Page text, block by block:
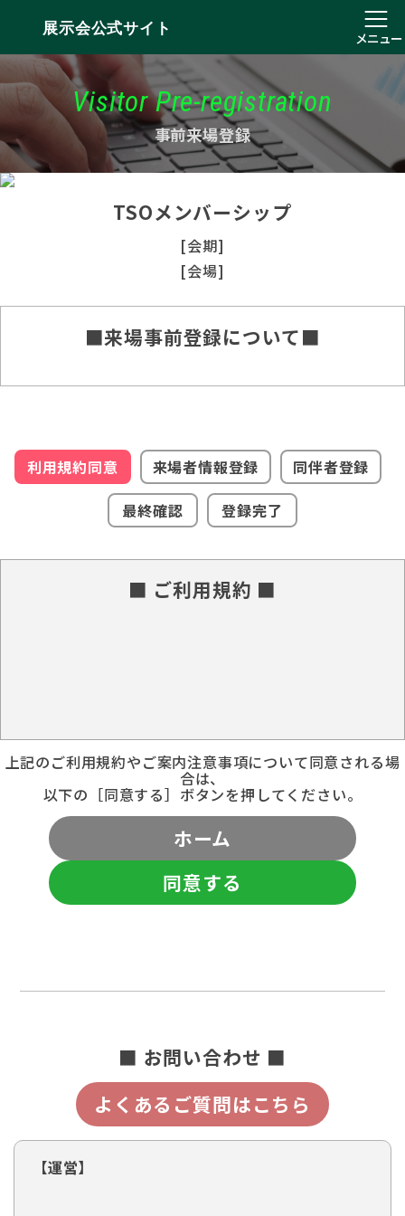
展示会公式サイト
メニュー
Visitor Pre-registration
事前来場登録
TSOメンバーシップ
[会期]
[会場]
■来場事前登録について■
利用規約同意 来場者情報登録
同伴者登録
最終確認
登録完了
■ ご利用規約 ■
上記のご利用規約やご案内注意事項について同意される場
合は、
以下の［同意する］ボタンを押してください。
ホーム
同意する
■ お問い合わせ ■
よくあるご質問はこちら
【運営】